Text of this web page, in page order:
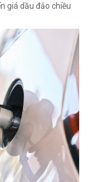
giá dầu đảo chiều